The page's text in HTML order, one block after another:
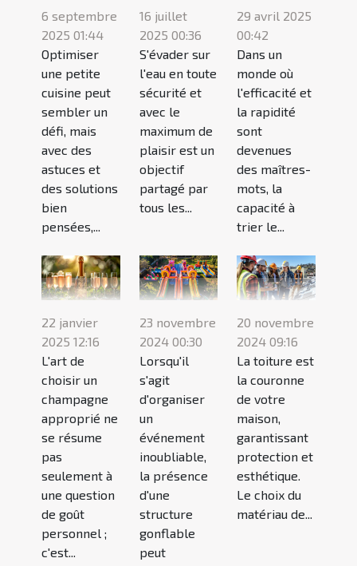
6 septembre
2025 01:44
Optimiser
une petite
cuisine peut
sembler un
défi, mais
avec des
astuces et
des solutions
bien
pensées,...
16 juillet
2025 00:36
S'évader sur
l'eau en toute
sécurité et
avec le
maximum de
plaisir est un
objectif
partagé par
tous les...
29 avril 2025
00:42
Dans un
monde où
l'efficacité et
la rapidité
sont
devenues
des maîtres-
mots, la
capacité à
trier le...
22 janvier
2025 12:16
L'art de
choisir un
champagne
approprié ne
se résume
pas
seulement à
une question
de goût
personnel ;
c'est...
23 novembre
2024 00:30
Lorsqu'il
s'agit
d'organiser
un
événement
inoubliable,
la présence
d'une
structure
gonflable
peut
20 novembre
2024 09:16
La toiture est
la couronne
de votre
maison,
garantissant
protection et
esthétique.
Le choix du
matériau de...